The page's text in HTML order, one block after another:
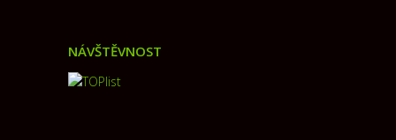
NÁVŠTĚVNOST